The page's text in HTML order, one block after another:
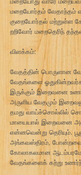
மறையோர்தம் வேதாந்தம்
குறையோர்தல் மற்றுள்ள
றறிவோர் மறைதெரிந்
விளக்கம்:
வேதத்தின் பொருளான
வேதங்களை
இருக்கும் இறைவனை
அருளிய வேதமும்
தமது வாய்ச்சொல்லில்
மாயையால் இறைவனை
என்னவென்று தெரியும்.
அங்கவஸ்திரம்,
கோலாகலமான
வேதங்களைக் கற்று